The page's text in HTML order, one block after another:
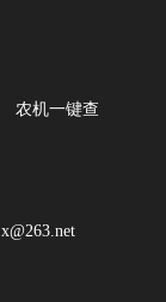
农机一键查